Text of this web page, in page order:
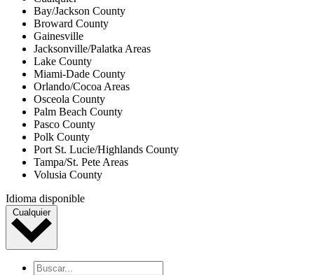
Bay/Jackson County
Broward County
Gainesville
Jacksonville/Palatka Areas
Lake County
Miami-Dade County
Orlando/Cocoa Areas
Osceola County
Palm Beach County
Pasco County
Polk County
Port St. Lucie/Highlands County
Tampa/St. Pete Areas
Volusia County
Idioma disponible
Cualquier